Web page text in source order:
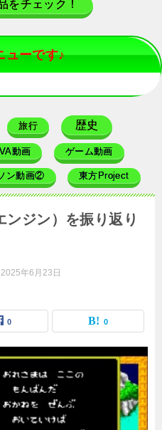
をチェック！
ューです♪
旅行 歴史
動画 ゲーム動画
ン動画② 東方Project
ンジン）を振り返り
2025年6月23日
0 0